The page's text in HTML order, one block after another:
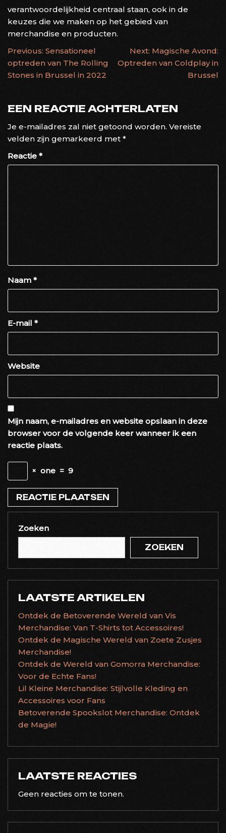
verantwoordelijkheid centraal staan, ook in de
keuzes die we maken op het gebied van
merchandise en producten.
BERICHTNAVIGATIE
Previous: Sensationeel
optreden van The Rolling
Stones in Brussel in 2022
Next: Magische Avond:
Optreden van Coldplay in
Brussel
EEN REACTIE ACHTERLATEN
Je e-mailadres zal niet getoond worden. Vereiste
velden zijn gemarkeerd met *
Reactie *
Naam *
E-mail *
Website
Mijn naam, e-mailadres en website opslaan in deze
browser voor de volgende keer wanneer ik een
reactie plaats.
× one = 9
Zoeken
ZOEKEN
LAATSTE ARTIKELEN
Ontdek de Betoverende Wereld van Vis
Merchandise: Van T-Shirts tot Accessoires!
Ontdek de Magische Wereld van Zoete Zusjes
Merchandise!
Ontdek de Wereld van Gomorra Merchandise:
Voor de Echte Fans!
Lil Kleine Merchandise: Stijlvolle Kleding en
Accessoires voor Fans
Betoverende Spookslot Merchandise: Ontdek
de Magie!
LAATSTE REACTIES
Geen reacties om te tonen.